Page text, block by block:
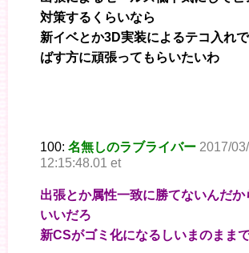
対策するくらいなら
新イベとか3D実装によるテコ入れ
ばす方に頑張ってもらいたいわ
100: 名無しのラブライバー 2017/
12:15:48.01 et
出張とか属性一致に勝てないんだか
いいだろ
新CSがゴミ化になるしいまのまま